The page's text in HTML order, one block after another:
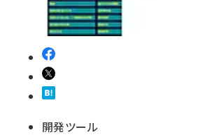
開発ツール